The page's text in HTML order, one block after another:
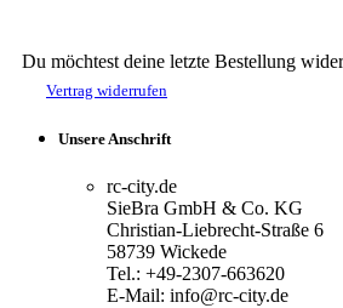
Du möchtest deine letzte Bestellung
Vertrag widerrufen
Unsere Anschrift
rc-city.de
SieBra GmbH & Co. KG
Christian-Liebrecht-Straße 6
58739 Wickede
Tel.: +49-2307-663620
E-Mail: info@rc-city.de